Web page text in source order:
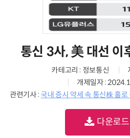
통신 3사, 美 대선 이
카테고리 : 정보통신
개제일자 :
관련기사 :국내 증시 약세 속 통신株 홀로 강세…“
다운로드